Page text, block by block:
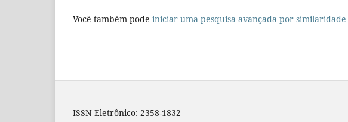
Você também pode iniciar uma pesquisa avançada por similaridade
ISSN Eletrônico: 2358-1832